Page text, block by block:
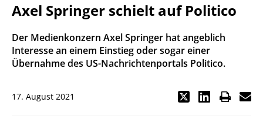
Axel Springer schielt auf Politico
Der Medienkonzern Axel Springer hat angeblich
Interesse an einem Einstieg oder sogar einer
Übernahme des US-Nachrichtenportals Politico.
17. August 2021